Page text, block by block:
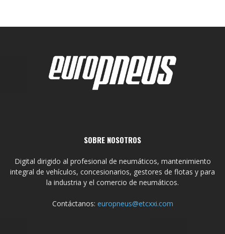
SOBRE NOSOTROS
Digital dirigido al profesional de neumáticos, mantenimiento
integral de vehículos, concesionarios, gestores de flotas y para
la industria y el comercio de neumáticos.
Contáctanos: europneus@etcxxi.com